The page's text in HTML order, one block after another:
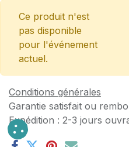
Ce produit n'est
pas disponible
pour l'événement
actuel.
Conditions générales
Garantie satisfait ou
Expédition : 2-3 jours